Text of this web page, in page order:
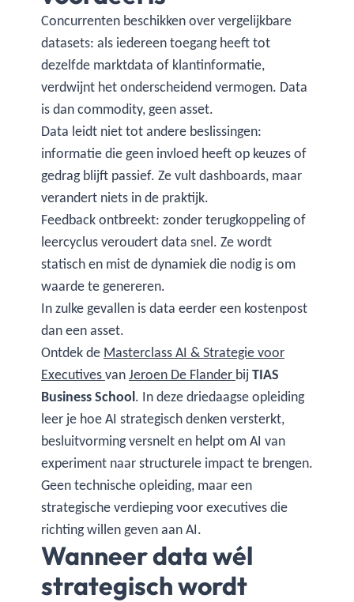
Concurrenten beschikken over vergelijkbare
datasets: als iedereen toegang heeft tot
dezelfde marktdata of klantinformatie,
verdwijnt het onderscheidend vermogen. Data
is dan commodity, geen asset.
Data leidt niet tot andere beslissingen:
informatie die geen invloed heeft op keuzes of
gedrag blijft passief. Ze vult dashboards, maar
verandert niets in de praktijk.
Feedback ontbreekt: zonder terugkoppeling of
leercyclus veroudert data snel. Ze wordt
statisch en mist de dynamiek die nodig is om
waarde te genereren.
In zulke gevallen is data eerder een kostenpost
dan een asset.
Ontdek de Masterclass AI & Strategie voor
ExecutivesvanJeroen De Flander bijTIAS
Business School. In deze driedaagse opleiding
leer je hoe AI strategisch denken versterkt,
besluitvorming versnelt en helpt om AI van
experiment naar structurele impact te brengen.
Geen technische opleiding, maar een
strategische verdieping voor executives die
richting willen geven aan AI.
Wanneer data wél
strategisch wordt